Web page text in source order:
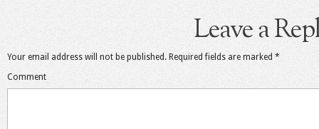
Leave a
Your email address will not be published. Required fields are marked *
Comment